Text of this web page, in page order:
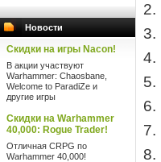
Новости
Скидки на игры Nacon!
В акции участвуют
Warhammer: Chaosbane,
Welcome to ParadiZe и
другие игры
Скидки на Warhammer
40,000: Rogue Trader!
Отличная CRPG по
Warhammer 40,000!